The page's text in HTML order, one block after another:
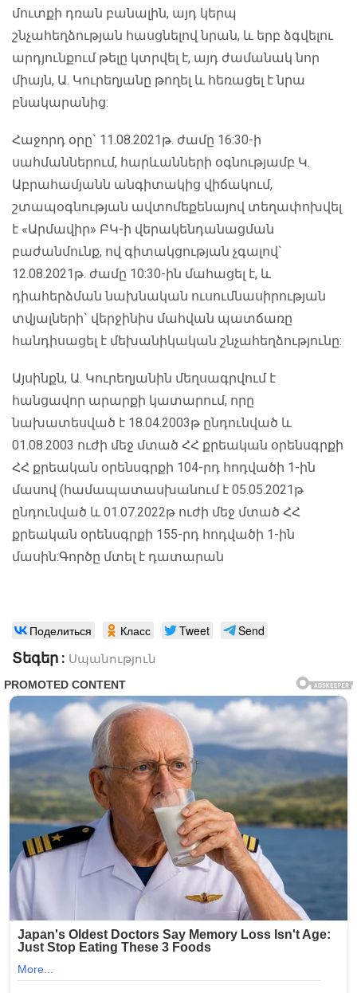
մուտքի դռան բանալին, այդ կերպ
շնչահեղձության հասցնելով նրան, և երբ ձգվելու
արդյունքում թելը կտրվել է, այդ ժամանակ նոր
միայն, Ա. Կուրեղյանը թողել և հեռացել է նրա
բնակարանից:
Հաջորդ օրը` 11.08.2021թ. ժամը 16:30-ի
սահմաններում, հարևանների օգնությամբ Կ.
Աբրահամյանն անգիտակից վիճակում,
շտապօգնության ավտոմեքենայով տեղափոխվել
է «Արմավիր» ԲԿ-ի վերակենդանացման
բաժանմունք, ով գիտակցության չգալով`
12.08.2021թ. ժամը 10:30-ին մահացել է, և
դիահերձման նախնական ուսումնասիրության
տվյալների` վերջինիս մահվան պատճառը
հանդիսացել է մեխանիկական շնչահեղձությունը:
Այսինքն, Ա. Կուրեղյանին մեղսագրվում է
հանցավոր արարքի կատարում, որը
նախատեսված է 18.04.2003թ ընդունված և
01.08.2003 ուժի մեջ մտած ՀՀ քրեական օրենսգրքի
ՀՀ քրեական օրենսգրքի 104-րդ հոդվածի 1-ին
մասով (համապատասխանում է 05.05.2021թ
ընդունված և 01.07.2022թ ուժի մեջ մտած ՀՀ
քրեական օրենսգրքի 155-րդ հոդվածի 1-ին
մասին:Գործը մտել է դատարան
Поделиться Класс Tweet Send
Տեգեր : Սպանություն